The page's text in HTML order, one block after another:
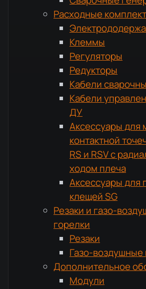
Расходные
Клеммы
Регуляторы
Редукторы
Кабели
Кабели
ДУ
Аксессуары для
контактной
RS и RSV с
ходом плеча
Аксессуары для
клещей SG
Резаки и газо-
горелки
Резаки
Газо-воздушные
Дополнительное
Модули